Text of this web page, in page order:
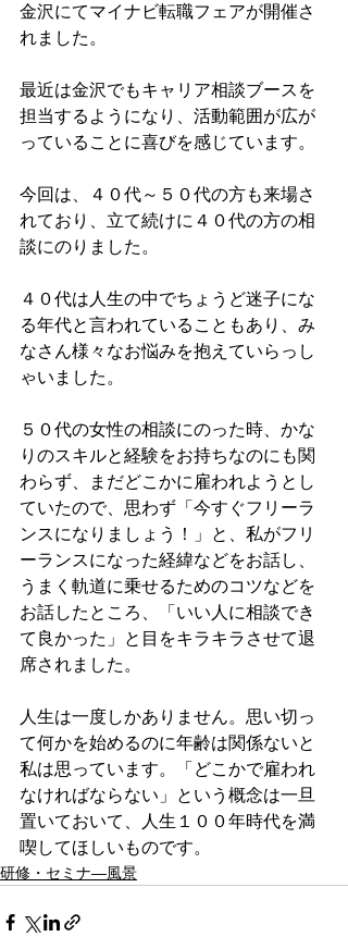
金沢にてマイナビ転職フェアが開催さ
れました。
最近は金沢でもキャリア相談ブースを
担当するようになり、活動範囲が広が
っていることに喜びを感じています。
今回は、４０代～５０代の方も来場さ
れており、立て続けに４０代の方の相
談にのりました。
４０代は人生の中でちょうど迷子にな
る年代と言われていることもあり、み
なさん様々なお悩みを抱えていらっし
ゃいました。
５０代の女性の相談にのった時、かな
りのスキルと経験をお持ちなのにも関
わらず、まだどこかに雇われようとし
ていたので、思わず「今すぐフリーラ
ンスになりましょう！」と、私がフリ
ーランスになった経緯などをお話し、
うまく軌道に乗せるためのコツなどを
お話したところ、「いい人に相談でき
て良かった」と目をキラキラさせて退
席されました。
人生は一度しかありません。思い切っ
て何かを始めるのに年齢は関係ないと
私は思っています。「どこかで雇われ
なければならない」という概念は一旦
置いておいて、人生１００年時代を満
喫してほしいものです。
研修・セミナ―風景